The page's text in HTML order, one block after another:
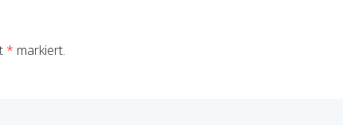
* markiert.